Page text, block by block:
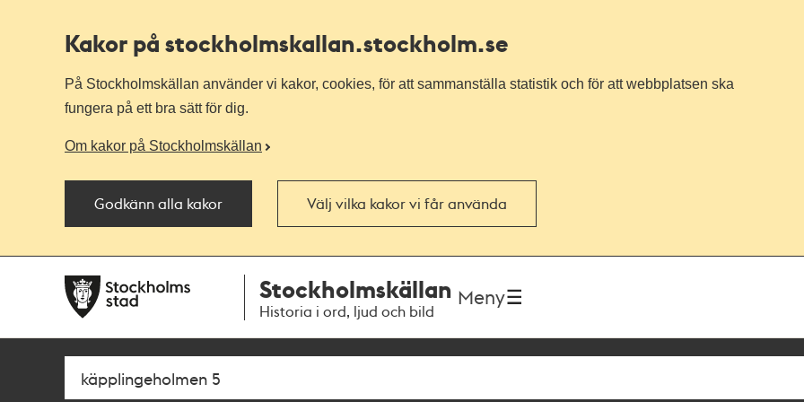
Kakor på stockholmskallan.stockholm.se
På Stockholmskällan använder vi kakor, cookies, för att sammanställa statistik och för att webbplatsen ska
fungera på ett bra sätt för dig.
Om kakor på Stockholmskällan
Godkänn alla kakor Välj vilka kakor vi får använda
navigationen
huvudinnehållet
Stockholmskällan
Historia i ord, ljud och bild
Meny
Sök